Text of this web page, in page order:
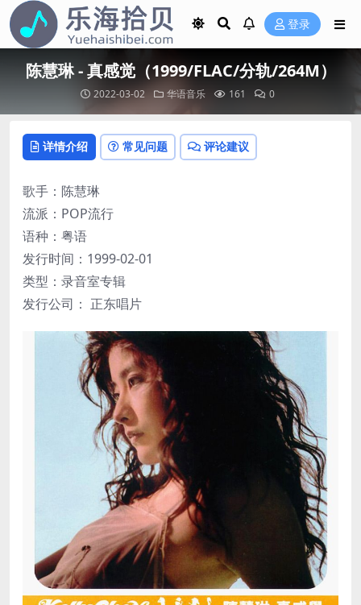
登录
陈慧琳 - 真感觉（1999/FLAC/分轨/264M）
2022-03-02 华语音乐 161 0
详情介绍 常见问题 评论建议
歌手：陈慧琳
流派：POP流行
语种：粤语
发行时间：1999-02-01
类型：录音室专辑
发行公司： 正东唱片